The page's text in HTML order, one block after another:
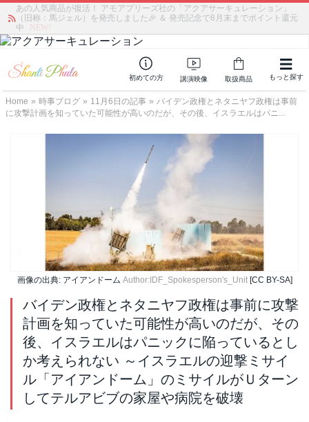
あの人気商品が復活！ アモアプリーズ社の「アクアサーキュレーション」
（旧称：馬ジェル）を発売しました🎉 ＆ 発売記念で8月末までポイント還元
中
NEW!
初めての方 講演映像 取扱商品 もっと探す
Home » 時事ブログ » 11月6日の記事 » バイデン政権とネタニヤフ政権は事前
に攻撃計画を知っていた可能性が高いのだが、その後、イスラエルはパニ...
画像の出典: アイアンドーム Author:IDF_Spokesperson's_Unit[CC BY-SA]
バイデン政権とネタニヤフ政権は事前に攻撃
計画を知っていた可能性が高いのだが、その
後、イスラエルはパニックに陥っているとし
か考えられない ～イスラエルの迎撃ミサイ
ル「アイアンドーム」のミサイルがＵターン
してテルアビブの家屋や病院を破壊